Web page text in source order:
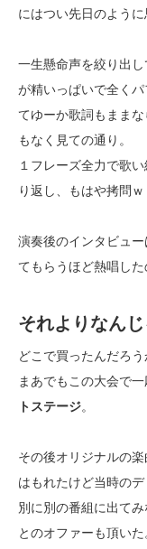
にはつい先日のよう
一生懸命声を絞り出
が精いっぱいで全く
てゆーか歌詞もまま
もなく見ての通り。
１フレーズ全力で歌
り返し、もはや拷問ｗ
演奏後のインタビュ
てもらうほど熱唱した
それよりなん
どこで買ったんだろう
まあでもこの大会で
トステージ。
その後オリジナルの
はもれたけど当時の
別に別の番組に出てみ
とのオファーも頂いた